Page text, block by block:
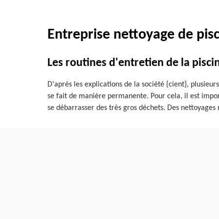
Entreprise nettoyage de
Les routines d'entretien de la
D'après les explications de la société {cient},
se fait de manière permanente. Pour cela, il est
se débarrasser des très gros déchets. Des